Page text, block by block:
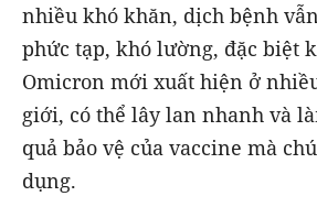
nhiều khó khăn, dịch bệnh
phức tạp, khó lường, đặc biệt
Omicron mới xuất hiện ở
giới, có thể lây lan nhanh và
quả bảo vệ của vaccine mà
dụng.